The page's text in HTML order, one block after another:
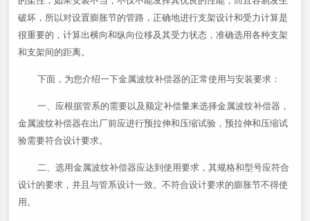
破坏，所以对设置膨胀节的管路，正确地进行支架设计和受力计算是
很重要的，计算出横向和纵向位移及其受力状态，准确选用各种支架
和支架间的距离。
下面，为您介绍一下金属波纹补偿器的正常使用与安装要求：
一、应根据管系的需要以及额定补偿量来选择金属波纹补偿器，
金属波纹补偿器在出厂前应进行预拉伸和压缩试验，预拉伸和压缩试
验需要符合设计要求。
二、选用金属波纹补偿器应达到使用要求，其规格和型号应符合
设计的要求，并且与管系设计一致。不符合设计要求的膨胀节不得使
用。